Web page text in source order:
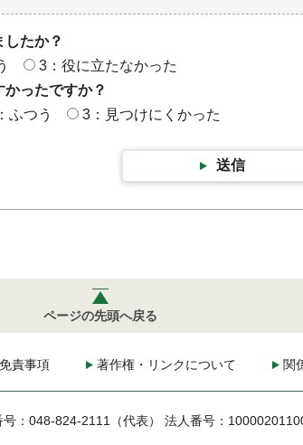
したか？
3：役に立たなかった
ったですか？
ふつう 3：見つけにくかった
送信
ページの先頭へ戻る
責事項 著作権・リンクについて 関
号：048-824-2111（代表） 法人番号：